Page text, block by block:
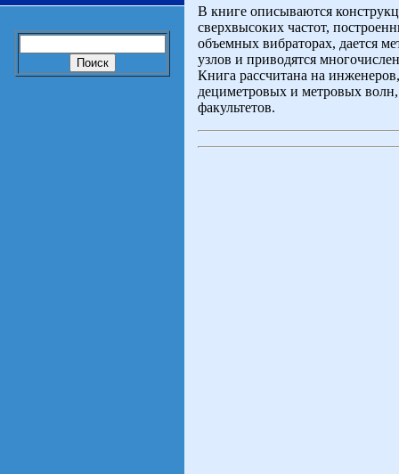
В книге описываются
сверхвысоких частот,
объемных вибраторах, дается
узлов и приводятся
Книга рассчитана на
дециметровых и метровых
факультетов.